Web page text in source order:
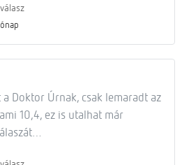
válasz
Doktor Úrnak, csak lemaradt az
10,4, ez is utalhat már